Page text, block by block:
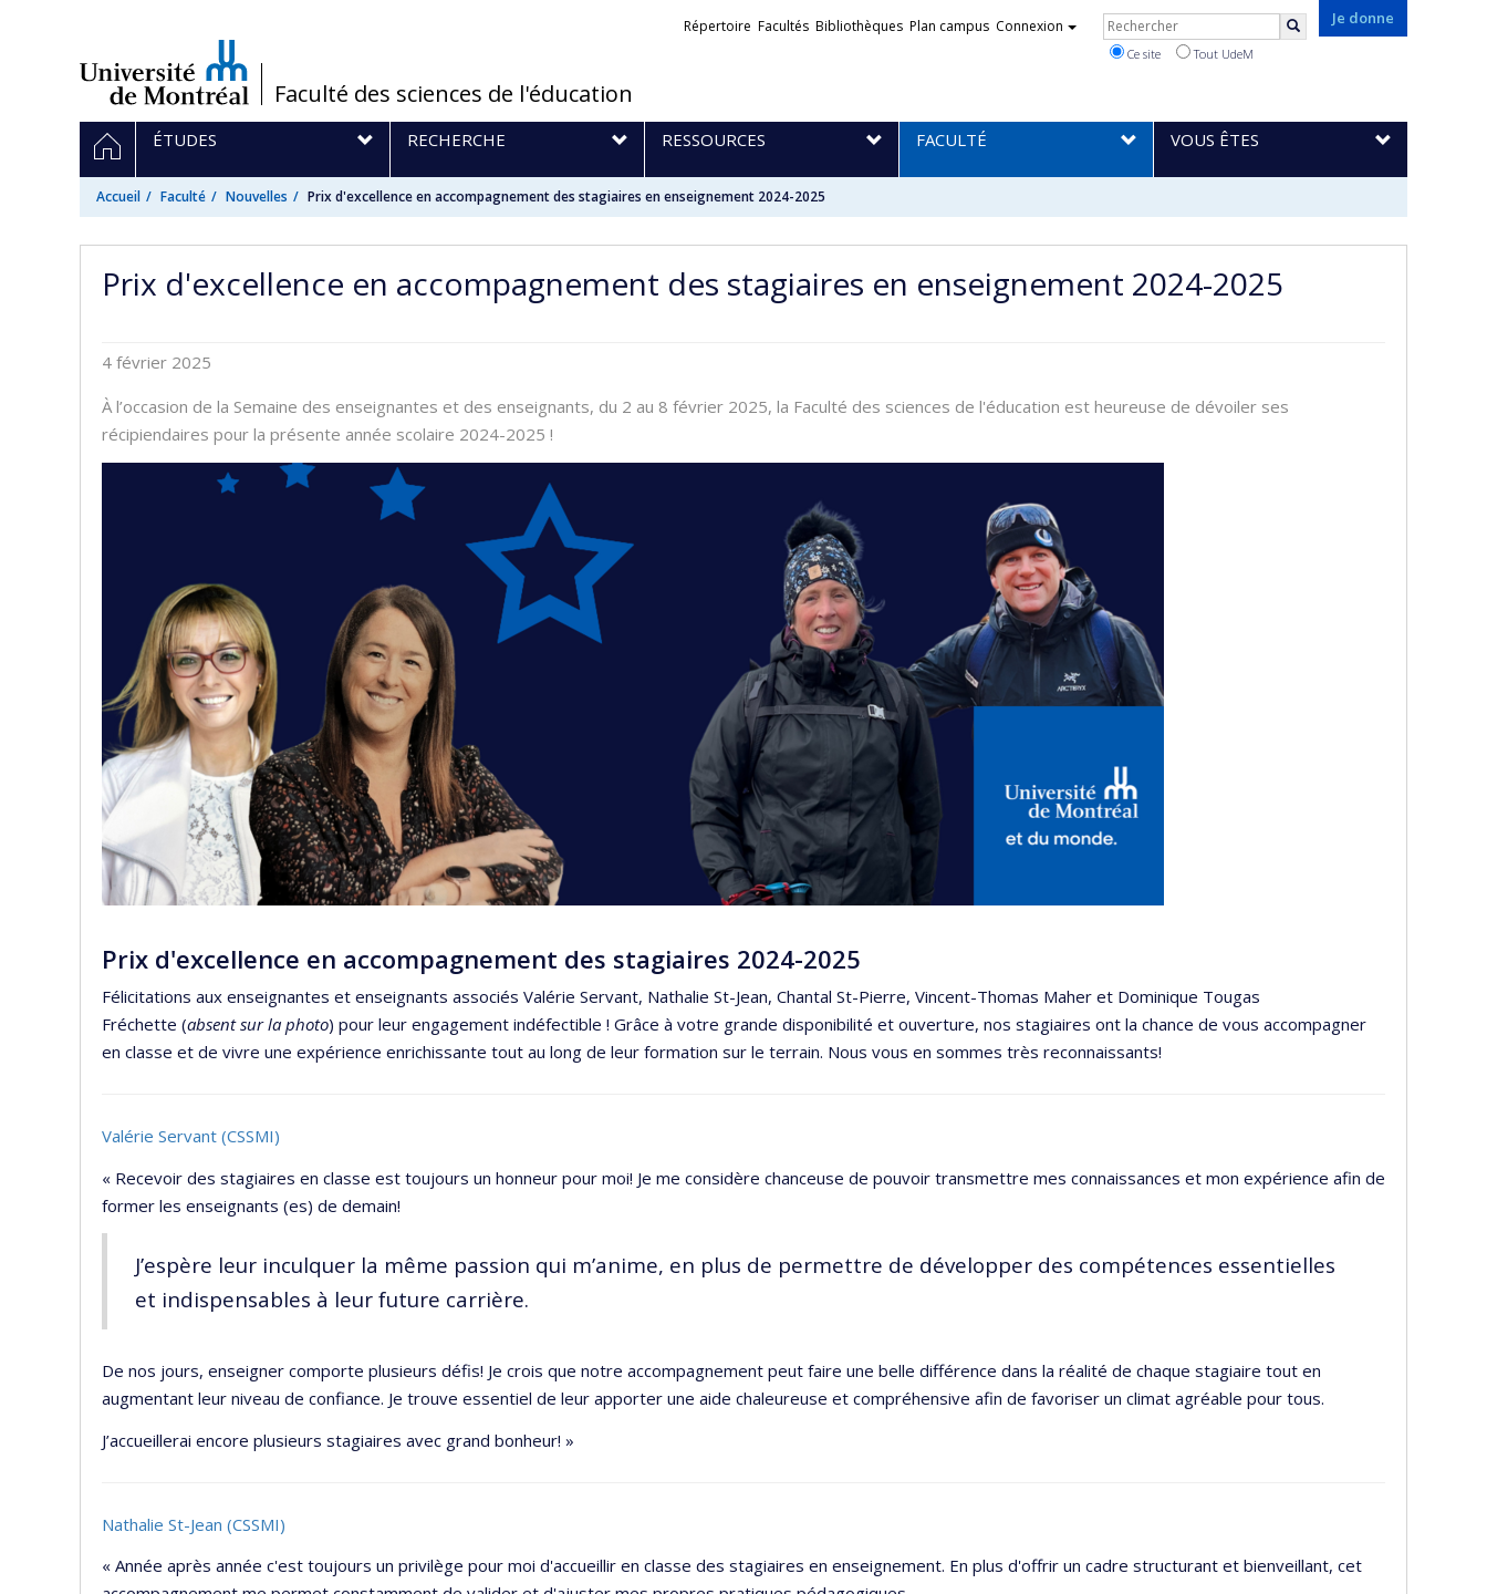
/Faculté des sciences de l'éducation
Je donne
Liens
Répertoire Facultés Bibliothèques Plan campus Connexion Rechercher
Ce site Tout UdeM
Navigation
principale
ACCUEIL
ÉTUDES RECHERCHE RESSOURCES FACULTÉ VOUS ÊTES
Accueil Faculté Nouvelles Prix d'excellence en accompagnement des stagiaires en enseignement 2024-2025
Prix d'excellence en accompagnement des stagiaires en enseignement 2024-2025
4 février 2025
À l’occasion de la Semaine des enseignantes et des enseignants, du 2 au 8 février 2025, la Faculté des sciences de l'éducation est heureuse de dévoiler ses
récipiendaires pour la présente année scolaire 2024-2025 !
Prix d'excellence en accompagnement des stagiaires 2024-2025
Félicitations aux enseignantes et enseignants associés Valérie Servant, Nathalie St-Jean, Chantal St-Pierre, Vincent-Thomas Maher et Dominique Tougas
Fréchette (absent sur la photo) pour leur engagement indéfectible ! Grâce à votre grande disponibilité et ouverture, nos stagiaires ont la chance de vous accompagner
en classe et de vivre une expérience enrichissante tout au long de leur formation sur le terrain. Nous vous en sommes très reconnaissants!
Valérie Servant (CSSMI)
« Recevoir des stagiaires en classe est toujours un honneur pour moi! Je me considère chanceuse de pouvoir transmettre mes connaissances et mon expérience afin de
former les enseignants (es) de demain!
J’espère leur inculquer la même passion qui m’anime, en plus de permettre de développer des compétences essentielles
et indispensables à leur future carrière.
De nos jours, enseigner comporte plusieurs défis! Je crois que notre accompagnement peut faire une belle différence dans la réalité de chaque stagiaire tout en
augmentant leur niveau de confiance. Je trouve essentiel de leur apporter une aide chaleureuse et compréhensive afin de favoriser un climat agréable pour tous.
J’accueillerai encore plusieurs stagiaires avec grand bonheur! »
Nathalie St-Jean (CSSMI)
« Année après année c'est toujours un privilège pour moi d'accueillir en classe des stagiaires en enseignement. En plus d'offrir un cadre structurant et bienveillant, cet